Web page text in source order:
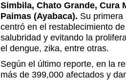
Simbila, Chato Grande, Cura
Paimas (Ayabaca). Su
centró en el restablecimiento
salubridad y evitando la
el dengue, zika, entre otras.
Según el último reporte, en la
más de 399,000 afectados y